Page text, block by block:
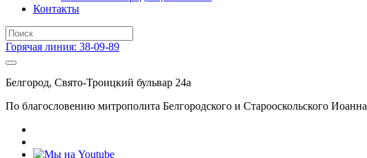
Контакты
Горячая линия: 38-09-89
Белгород, Свято-Троицкий бульвар 24а
По благословению митрополита Белгородского и Старооскольского Иоанна